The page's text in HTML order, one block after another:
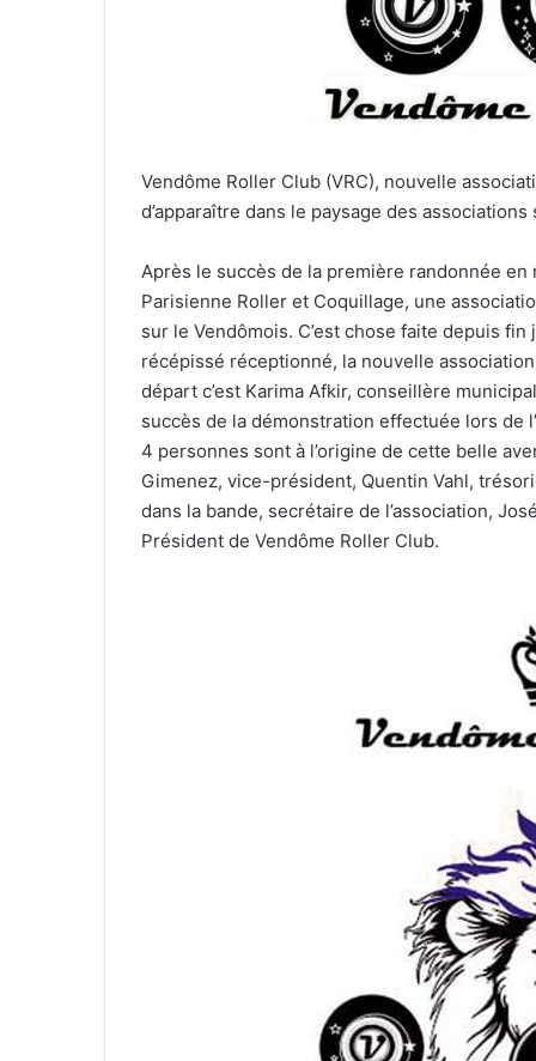
Vendôme Roller Club (VRC), nouvelle
d’apparaître dans le paysage des
Après le succès de la première randonnée
Parisienne Roller et Coquillage, une
sur le Vendômois. C’est chose faite depuis
récépissé réceptionné, la nouvelle
départ c’est Karima Afkir, conseillère
succès de la démonstration effectuée lors de
4 personnes sont à l’origine de cette belle
Gimenez, vice-président, Quentin Vahl,
dans la bande, secrétaire de l’association,
Président de Vendôme Roller Club.